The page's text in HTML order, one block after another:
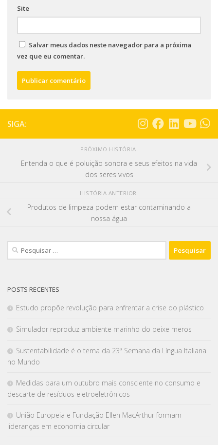
Site
Salvar meus dados neste navegador para a próxima
vez que eu comentar.
SIGA:
PRÓXIMO HISTÓRIA
Entenda o que é poluição sonora e seus efeitos na vida
dos seres vivos
HISTÓRIA ANTERIOR
Produtos de limpeza podem estar contaminando a
nossa água
POSTS RECENTES
Estudo propõe revolução para enfrentar a crise do plástico
Simulador reproduz ambiente marinho do peixe meros
Sustentabilidade é o tema da 23ª Semana da Língua Italiana
no Mundo
Medidas para um outubro mais consciente no consumo e
descarte de resíduos eletroeletrônicos
União Europeia e Fundação Ellen MacArthur formam
lideranças em economia circular